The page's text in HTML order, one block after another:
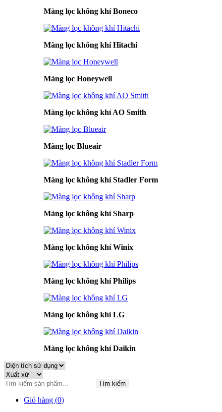
Màng lọc không khí Boneco
Màng lọc không khí Hitachi
Màng lọc Honeywell
Màng lọc không khí AO Smith
Màng lọc Blueair
Màng lọc không khí Stadler Form
Màng lọc không khí Sharp
Màng lọc không khí Winix
Màng lọc không khí Philips
Màng lọc không khí LG
Màng lọc không khí Daikin
Tìm kiếm
Giỏ hàng (0)